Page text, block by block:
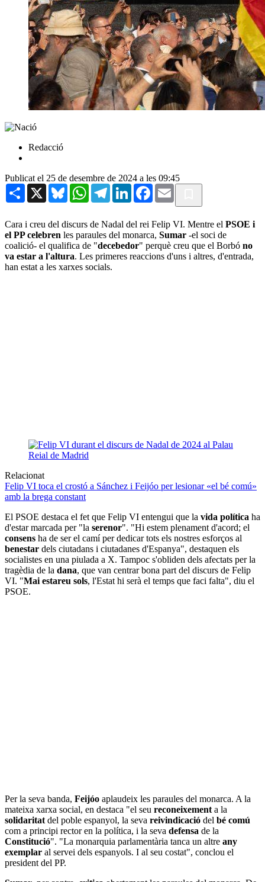
Redacció
Publicat el 25 de desembre de 2024 a les 09:45
Share X BlueskyWhatsAppTelegramLinkedInFacebook
Email
Cara i creu del discurs de Nadal del rei Felip VI. Mentre el PSOE i
el PP celebren les paraules del monarca, Sumar -el soci de
coalició- el qualifica de "decebedor" perquè creu que el Borbó no
va estar a l'altura. Les primeres reaccions d'uns i altres, d'entrada,
han estat a les xarxes socials.
Relacionat
Felip VI toca el crostó a Sánchez i Feijóo per lesionar «el bé comú»
amb la brega constant
El PSOE destaca el fet que Felip VI entengui que la vida política ha
d'estar marcada per "la serenor". "Hi estem plenament d'acord; el
consens ha de ser el camí per dedicar tots els nostres esforços al
benestar dels ciutadans i ciutadanes d'Espanya", destaquen els
socialistes en una piulada a X. Tampoc s'obliden dels afectats per la
tragèdia de la dana, que van centrar bona part del discurs de Felip
VI. "Mai estareu sols, l'Estat hi serà el temps que faci falta", diu el
PSOE.
Per la seva banda, Feijóo aplaudeix les paraules del monarca. A la
mateixa xarxa social, en destaca "el seu reconeixement a la
solidaritat del poble espanyol, la seva reivindicació del bé comú
com a principi rector en la política, i la seva defensa de la
Constitució". "La monarquia parlamentària tanca un altre any
exemplar al servei dels espanyols. I al seu costat", conclou el
president del PP.